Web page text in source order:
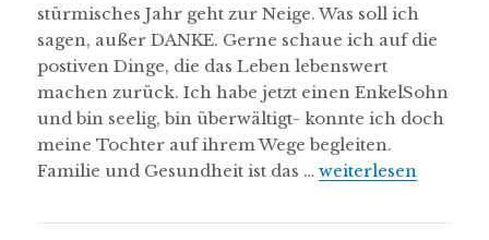
stürmisches Jahr geht zur Neige. Was soll ich
sagen, außer DANKE. Gerne schaue ich auf die
postiven Dinge, die das Leben lebenswert
machen zurück. Ich habe jetzt einen EnkelSohn
und bin seelig, bin überwältigt- konnte ich doch
meine Tochter auf ihrem Wege begleiten.
Familie und Gesundheit ist das …Das Jahr.
weiterlesen